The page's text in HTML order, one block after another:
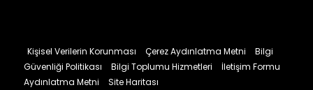
Kişisel Verilerin Korunması Çerez Aydınlatma Metni
Bilgi
Güvenliği Politikası
Bilgi Toplumu Hizmetleri
İletişim Formu
Aydınlatma Metni
Site Haritası